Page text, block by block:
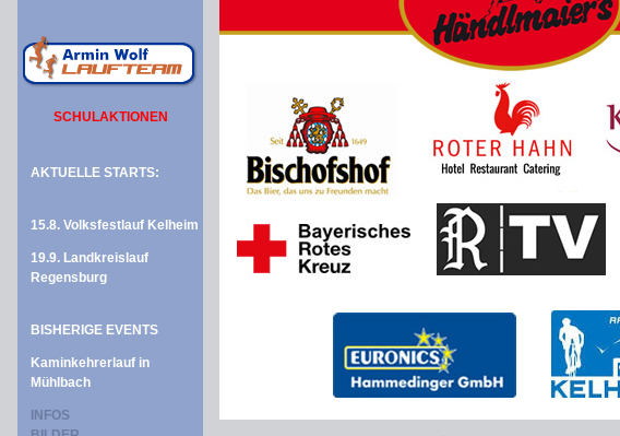
SCHULAKTIONEN
AKTUELLE STARTS:
15.8. Volksfestlauf Kelheim
19.9. Landkreislauf
Regensburg
BISHERIGE EVENTS
Kaminkehrerlauf in
Mühlbach
INFOS